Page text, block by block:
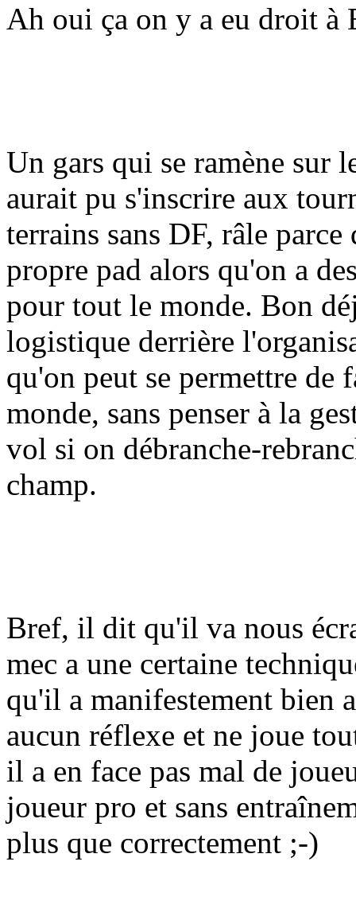
Ah oui ça on y a eu droit à
Un gars qui se ramène sur
aurait pu s'inscrire aux
terrains sans DF, râle
propre pad alors qu'on a
pour tout le monde. Bon
logistique derrière
qu'on peut se permettre de
monde, sans penser à la
vol si on débranche-
champ.
Bref, il dit qu'il va nous
mec a une certaine
qu'il a manifestement bien
aucun réflexe et ne joue
il a en face pas mal de
joueur pro et sans
plus que correctement ;-)